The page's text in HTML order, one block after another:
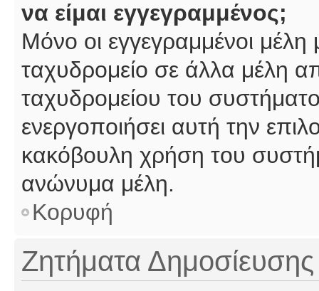
να είμαι εγγεγραμμένος;
Μόνο οι εγγεγραμμένοι
ταχυδρομείο σε άλλα μέλη
ταχυδρομείου του
ενεργοποιήσει αυτή την
κακόβουλη χρήση του
ανώνυμα μέλη.
Κορυφή
Ζητήματα Δημοσίευσης